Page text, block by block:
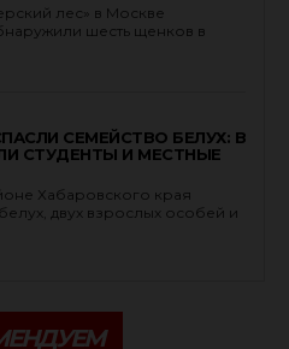
лес» в Москве
шесть щенков в
СЕМЕЙСТВО БЕЛУХ: В
СТУДЕНТЫ И МЕСТНЫЕ
Хабаровского края
двух взрослых особей и